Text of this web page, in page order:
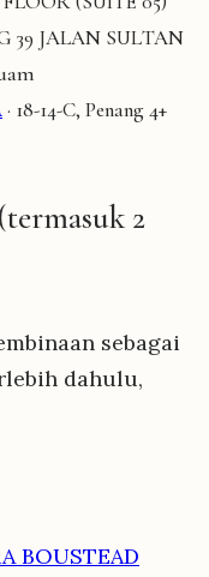
39 JALAN SULTAN
· 18-14-C, Penang4+
2
sebagai
dahulu,
BOUSTEAD